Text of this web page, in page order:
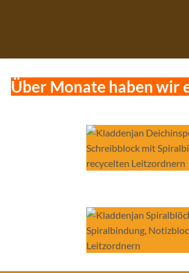
Über Monate haben wir